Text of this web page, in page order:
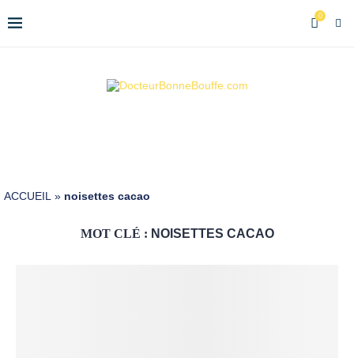
0
ACCUEIL » noisettes cacao
MOT CLÉ : NOISETTES CACAO